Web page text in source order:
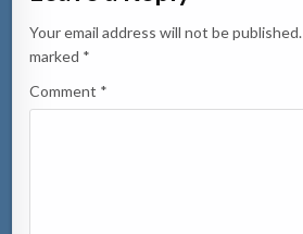
Your email address will not be published.
marked *
Comment *